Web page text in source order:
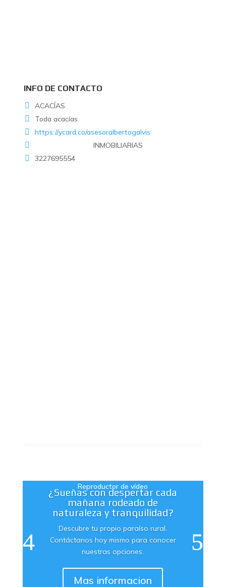
INFO DE CONTACTO
ACACÍAS
Toda acacías
https://ycard.co/asesoralbertogalvis
INMOBILIARIAS
3227695554
¿Sueñas con despertar cada
mañana rodeado de
naturaleza y tranquilidad?
Descubre tu propio paraíso rural.
Contáctanos hoy mismo para conocer
nuestras opciones.
Mas informacion
Reproductor de vídeo